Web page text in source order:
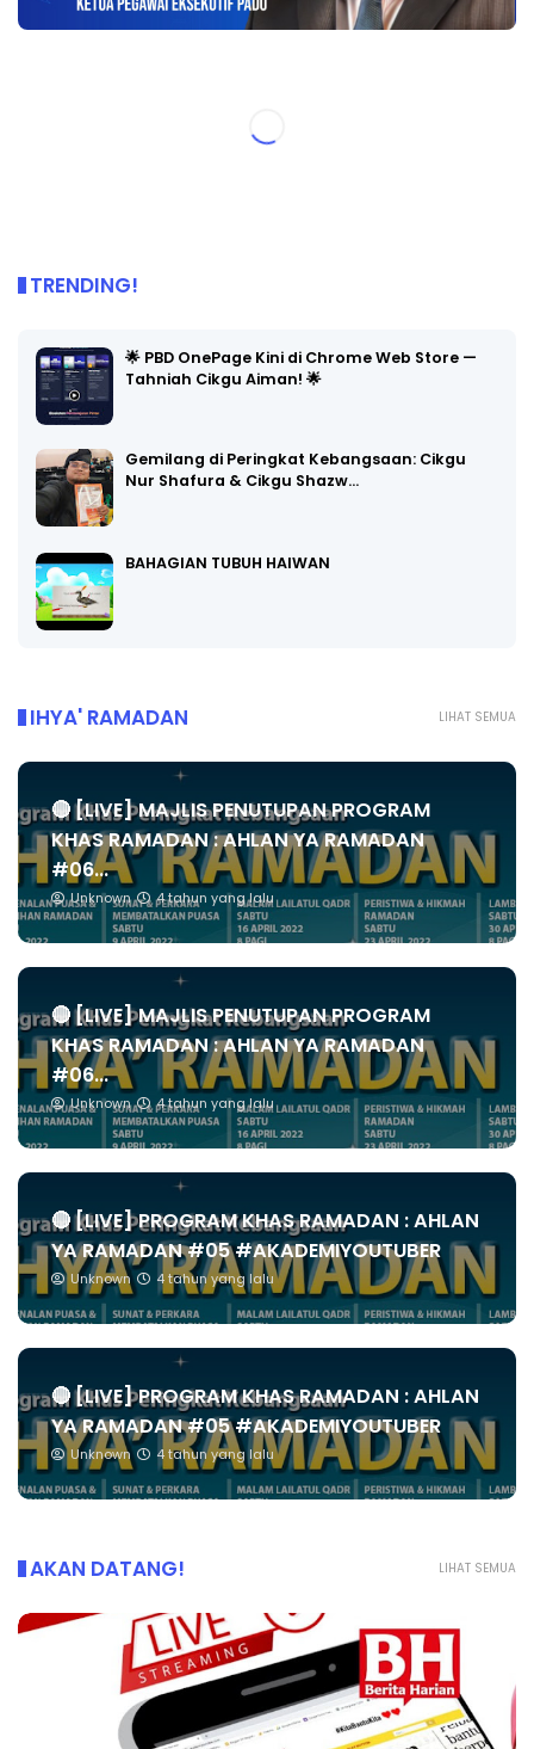
TRENDING!
🌟 PBD OnePage Kini di Chrome Web Store —
Tahniah Cikgu Aiman! 🌟
Gemilang di Peringkat Kebangsaan: Cikgu
Nur Shafura & Cikgu Shazw…
BAHAGIAN TUBUH HAIWAN
LIHAT SEMUA
IHYA' RAMADAN
🔴 [LIVE] MAJLIS PENUTUPAN PROGRAM
KHAS RAMADAN : AHLAN YA RAMADAN
#06...
Unknown 4 tahun yang lalu
🔴 [LIVE] MAJLIS PENUTUPAN PROGRAM
KHAS RAMADAN : AHLAN YA RAMADAN
#06...
Unknown 4 tahun yang lalu
🔴 [LIVE] PROGRAM KHAS RAMADAN : AHLAN
YA RAMADAN #05 #AKADEMIYOUTUBER
Unknown 4 tahun yang lalu
🔴 [LIVE] PROGRAM KHAS RAMADAN : AHLAN
YA RAMADAN #05 #AKADEMIYOUTUBER
Unknown 4 tahun yang lalu
LIHAT SEMUA
AKAN DATANG!